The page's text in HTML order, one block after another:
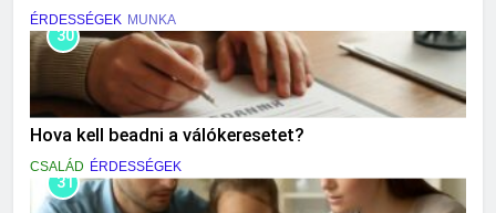
ÉRDESSÉGEK MUNKA
30
Hova kell beadni a válókeresetet?
CSALÁD ÉRDESSÉGEK
31